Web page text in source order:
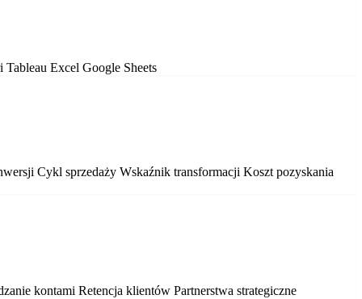
Tableau Excel Google Sheets
Cykl sprzedaży Wskaźnik transformacji Koszt pozyskania
kontami Retencja klientów Partnerstwa strategiczne